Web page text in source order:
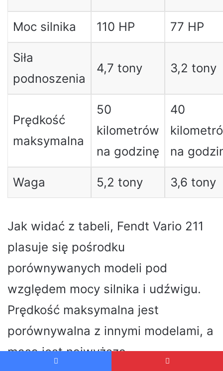
Moc silnika 110 HP 77 HP
Siła
podnoszenia
4,7 tony 3,2 tony
Prędkość
maksymalna
50
kilometrów
na godzinę
40
na
Waga 5,2 tony 3,6 tony
Jak widać z tabeli, Fendt Vario 211
plasuje się pośrodku
porównywanych modeli pod
względem mocy silnika i udźwigu.
Prędkość maksymalna jest
porównywalna z innymi modelami, a
masa jest najwyższa.